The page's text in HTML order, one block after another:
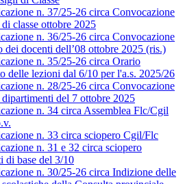
n. 37/25-26 circa Convocazione
classe ottobre 2025
n. 36/25-26 circa Convocazione
dei docenti dell’08 ottobre 2025 (ris.)
n. 35/25-26 circa Orario
delle lezioni dal 6/10 per l'a.s. 2025/26
n. 28/25-26 circa Convocazione
del 7 ottobre 2025
n. 34 circa Assemblea Flc/Cgil
n. 33 circa sciopero Cgil/Flc
n. 31 e 32 circa sciopero
di base del 3/10
n. 30/25-26 circa Indizione delle